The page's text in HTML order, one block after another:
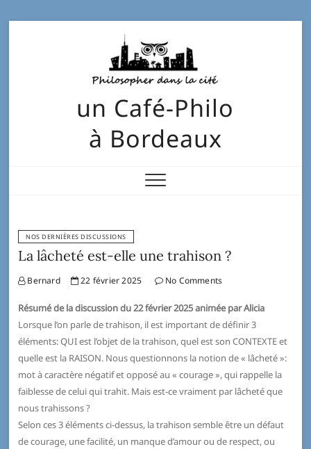
un Café-Philo
à Bordeaux
NOS DERNIÈRES DISCUSSIONS
La lâcheté est-elle une trahison ?
Bernard 22 février 2025 No Comments
Résumé de la discussion du 22 février 2025 animée par Alicia
Lorsque l’on parle de trahison, il est important de définir 3
éléments: QUI est l’objet de la trahison, quel est son CONTEXTE et
quelle est la RAISON. Nous questionnons la notion de « lâcheté »:
mot à caractère négatif et opposé au « courage », qui rappelle la
faiblesse de celui qui trahit. Mais est-ce vraiment par lâcheté que
nous trahissons ?
Selon ces 3 éléments ci-dessus, la trahison semble être un défaut
de courage, une facilité, un manque d’amour ou de respect, ou